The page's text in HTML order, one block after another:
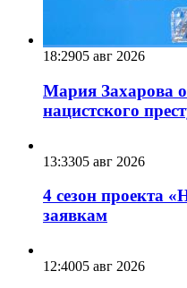
18:2905 авг 2026
Мария Захарова
нацистского
13:3305 авг 2026
4 сезон проекта
заявкам
12:4005 авг 2026